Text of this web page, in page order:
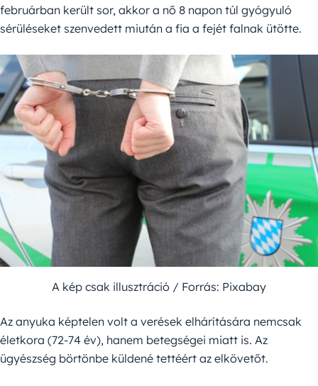
februárban került sor, akkor a nő 8 napon túl gyógyuló
sérüléseket szenvedett miután a fia a fejét falnak ütötte.
A kép csak illusztráció / Forrás: Pixabay
Az anyuka képtelen volt a verések elhárítására nemcsak
életkora (72-74 év), hanem betegségei miatt is. Az
ügyészség börtönbe küldené tettéért az elkövetőt.